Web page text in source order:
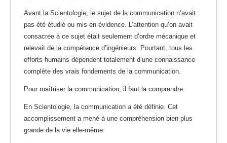
Avant la Scientologie, le sujet de la communication n’avait
pas été étudié ou mis en évidence. L’attention qu’on avait
consacrée à ce sujet était seulement d’ordre mécanique et
relevait de la compétence d’ingénieurs. Pourtant, tous les
efforts humains dépendent totalement d’une connaissance
complète des vrais fondements de la communication.
Pour maîtriser la communication, il faut la comprendre.
En Scientologie, la communication a été définie. Cet
accomplissement a mené à une compréhension bien plus
grande de la vie elle-même.